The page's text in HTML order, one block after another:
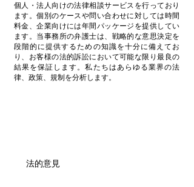
個人・法人向けの法律相談サービスを行っており
ます。個別のケースや問い合わせに対しては時間
料金、企業向けには年間パッケージを提供してい
ます。当事務所の弁護士は、戦略的な意思決定を
段階的に提供するための知識を十分に備えてお
り、お客様の法的訴訟において可能な限り最良の
結果を保証します。私たちはあらゆる業界の法
律、政策、規制を分析します。
法的意見